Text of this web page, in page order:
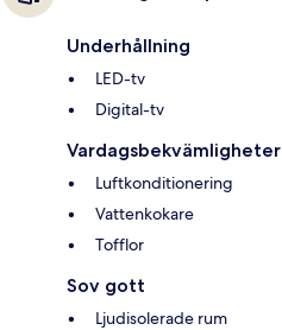
Underhållning
LED-tv
Digital-tv
Vardagsbekvämligheter
Luftkonditionering
Vattenkokare
Tofflor
Sov gott
Ljudisolerade rum